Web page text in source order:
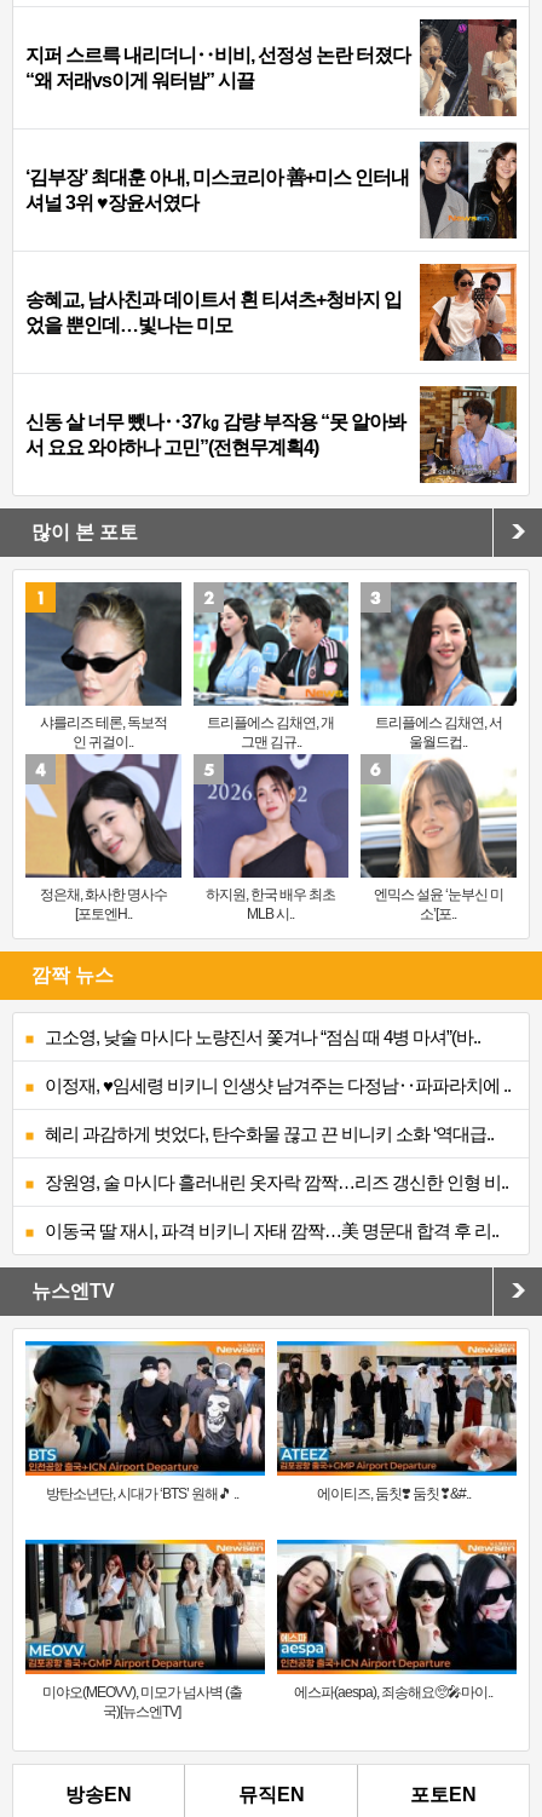
지퍼 스르륵 내리더니‥비비, 선정성 논란 터졌다
“왜 저래vs이게 워터밤” 시끌
‘김부장’ 최대훈 아내, 미스코리아 善+미스 인터내
셔널 3위 ♥장윤서였다
송혜교, 남사친과 데이트서 흰 티셔츠+청바지 입
었을 뿐인데…빛나는 미모
신동 살 너무 뺐나‥37㎏ 감량 부작용 “못 알아봐
서 요요 와야하나 고민”(전현무계획4)
많이 본 포토
샤를리즈 테론, 독보적
인 귀걸이..
트리플에스 김채연, 개
그맨 김규..
트리플에스 김채연, 서
울월드컵..
정은채, 화사한 명사수
[포토엔H..
하지원, 한국 배우 최초
MLB 시..
엔믹스 설윤 ‘눈부신 미
소’[포..
깜짝 뉴스
고소영, 낮술 마시다 노량진서 쫓겨나 “점심 때 4병 마셔”(바..
이정재, ♥임세령 비키니 인생샷 남겨주는 다정남‥파파라치에 ..
혜리 과감하게 벗었다, 탄수화물 끊고 끈 비니키 소화 ‘역대급..
장원영, 술 마시다 흘러내린 옷자락 깜짝…리즈 갱신한 인형 비..
이동국 딸 재시, 파격 비키니 자태 깜짝…美 명문대 합격 후 리..
뉴스엔TV
방탄소년단, 시대가 ‘BTS’ 원해🎵 .. 에이티즈, 둠칫❣️ 둠칫❣&#..
미야오(MEOVV), 미모가 넘사벽 (출
국)[뉴스엔TV]
에스파(aespa), 죄송해요🥺🎤마이..
방송EN 뮤직EN 포토EN